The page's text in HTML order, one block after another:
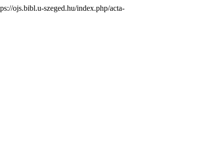
ojs.bibl.u-szeged.hu/index.php/acta-